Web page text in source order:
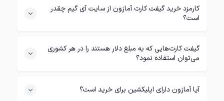
کارمزد خرید گیفت کارت آمازون از سایت آی گیم چقدر
است؟
گیفت کارت‌هایی که به مبلغ دلار هستند را در هر کشوری
می‌توان استفاده نمود؟
آیا آمازون دارای اپلیکشین برای خرید است؟